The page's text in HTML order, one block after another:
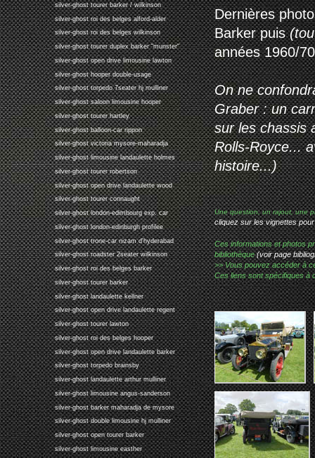
silver-ghost tourer barker / wilkinson
silver-ghost roi des belges alford-alder
silver-ghost roi des belges wilkinson
silver-ghost tourer duplex barker "munster"
silver-ghost open drive limousine lawton
silver-ghost hooper double-usage
silver-ghost torpedo 7seater hj mulliner
silver-ghost saloon limousine hooper
silver-ghost tourer hartley
silver-ghost balloon-car rippon
silver-ghost victoria mysore-maharadja
silver-ghost limousine landaulette holmes
silver-ghost tourer robertson
silver-ghost open drive landaulette wood
silver-ghost tourer connaught
silver-ghost london-edimbourg exp. car
silver-ghost london-edinburgh profilee
silver-ghost trone-car nizam d'hyderabad
silver-ghost roadster 2seater wilkinson
silver-ghost roi des belges barker
silver-ghost tourer barker
silver-ghost landaulette kellner
silver-ghost open drive landaulette regent
silver-ghost tourer lawton
silver-ghost roi des belges hooper
silver-ghost open drive landaulette barker
silver-ghost torpedo brainsby
silver-ghost landaulette arthur mulliner
silver-ghost limousine angus-sanderson
silver-ghost barker maharadja de mysore
silver-ghost double limousine hj mulliner
silver-ghost open tourer barker
silver-ghost limousine easther
Dernières
Barker puis
années 1960/
On ne
Graber : un
sur les chassis
Rolls-Royce...
histoire...)
Une question, un rajout, une
cliquez sur les vignettes
Ces informations et photos
bibliothèque(voir page
>> Vous pouvez accéder à
Ces liens sont spécifiques à